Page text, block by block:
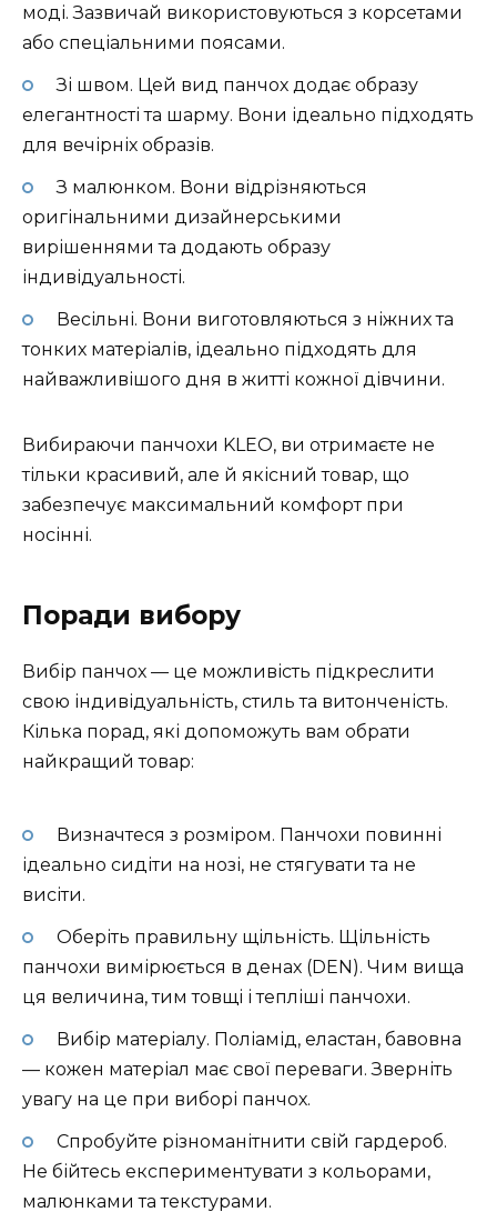
моді. Зазвичай використовуються з корсетами
або спеціальними поясами.
Зі швом. Цей вид панчох додає образу
елегантності та шарму. Вони ідеально підходять
для вечірніх образів.
З малюнком. Вони відрізняються
оригінальними дизайнерськими
вирішеннями та додають образу
індивідуальності.
Весільні. Вони виготовляються з ніжних та
тонких матеріалів, ідеально підходять для
найважливішого дня в житті кожної дівчини.
Вибираючи панчохи KLEO, ви отримаєте не
тільки красивий, але й якісний товар, що
забезпечує максимальний комфорт при
носінні.
Поради вибору
Вибір панчох — це можливість підкреслити
свою індивідуальність, стиль та витонченість.
Кілька порад, які допоможуть вам обрати
найкращий товар:
Визначтеся з розміром. Панчохи повинні
ідеально сидіти на нозі, не стягувати та не
висіти.
Оберіть правильну щільність. Щільність
панчохи вимірюється в денах (DEN). Чим вища
ця величина, тим товщі і тепліші панчохи.
Вибір матеріалу. Поліамід, еластан, бавовна
— кожен матеріал має свої переваги. Зверніть
увагу на це при виборі панчох.
Спробуйте різноманітнити свій гардероб.
Не бійтесь експериментувати з кольорами,
малюнками та текстурами.